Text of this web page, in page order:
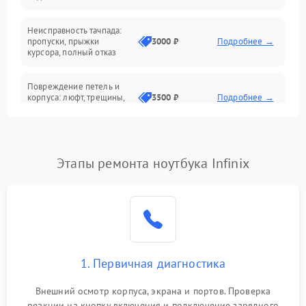
Сеть и интернет
Неисправность тачпада:
пропуски, прыжки
курсора, полный отказ
3000 ₽ Подробнее →
Повреждение петель и
корпуса: люфт, трещины,
3500 ₽ Подробнее →
невозможность зарядки,
2500 ₽ Подробнее →
2000 ₽
Перегрев из‑за пыли,
неисправности кулера
Этапы ремонта ноутбука Infinix
1. Первичная диагностика
Внешний осмотр корпуса, экрана и портов. Проверка